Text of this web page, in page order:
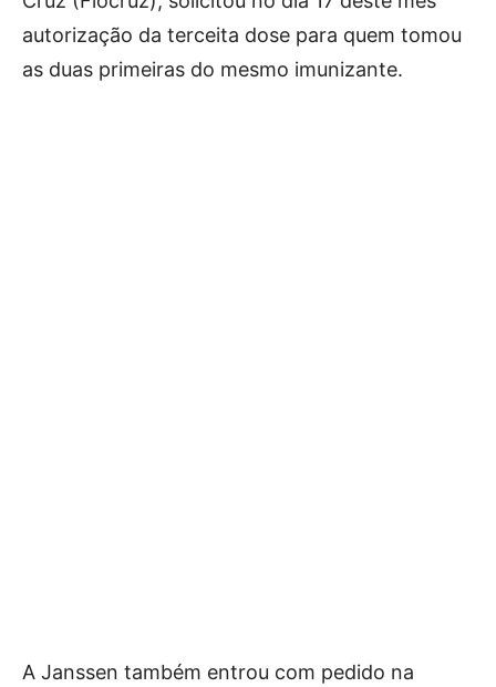
autorização da terceita dose para quem tomou
as duas primeiras do mesmo imunizante.
A Janssen também entrou com pedido na